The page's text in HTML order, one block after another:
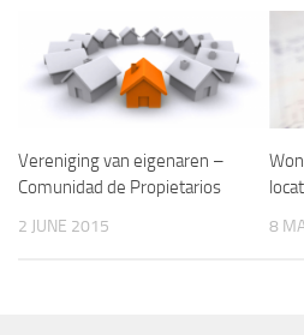
Vereniging van eigenaren –
Comunidad de Propietarios
2 JUNE 2015 8